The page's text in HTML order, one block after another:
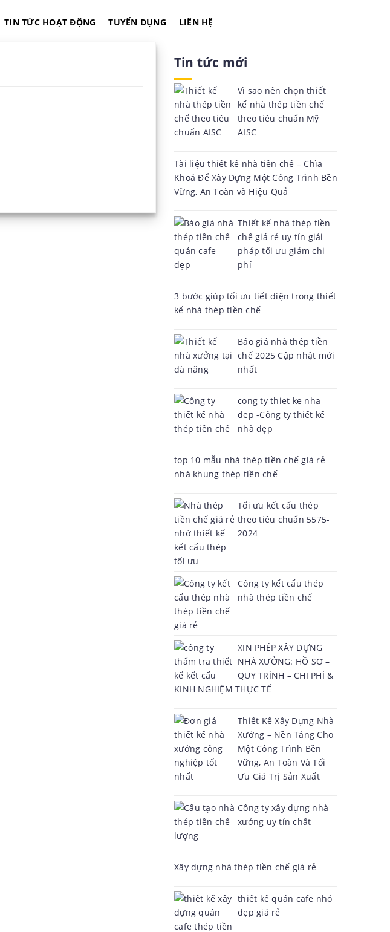
TIN TỨC HOẠT ĐỘNG TUYỂN DỤNG LIÊN HỆ
Tin tức mới
Vì sao nên chọn thiết
kế nhà thép tiền chế
theo tiêu chuẩn Mỹ
AISC
Tài liệu thiết kế nhà tiền chế – Chìa
Khoá Để Xây Dựng Một Công Trình Bền
Vững, An Toàn và Hiệu Quả
Thiết kế nhà thép tiền
chế giá rẻ uy tín giải
pháp tối ưu giảm chi
phí
3 bước giúp tối ưu tiết diện trong thiết
kế nhà thép tiền chế
Báo giá nhà thép tiền
chế 2025 Cập nhật mới
nhất
cong ty thiet ke nha
dep -Công ty thiết kế
nhà đẹp
top 10 mẫu nhà thép tiền chế giá rẻ
nhà khung thép tiền chế
Tối ưu kết cấu thép
theo tiêu chuẩn 5575-
2024
Công ty kết cấu thép
nhà thép tiền chế
XIN PHÉP XÂY DỰNG
NHÀ XƯỞNG: HỒ SƠ –
QUY TRÌNH – CHI PHÍ &
KINH NGHIỆM THỰC TẾ
Thiết Kế Xây Dựng Nhà
Xưởng – Nền Tảng Cho
Một Công Trình Bền
Vững, An Toàn Và Tối
Ưu Giá Trị Sản Xuất
Công ty xây dựng nhà
xưởng uy tín chất
lượng
Xây dựng nhà thép tiền chế giá rẻ
thiết kế quán cafe nhỏ
đẹp giá rẻ